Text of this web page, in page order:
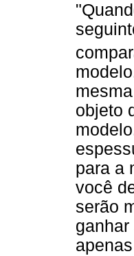
objeto
para a
você
serão